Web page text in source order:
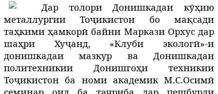
Дар толори Донишкадаи кӯҳию
металлургии Тоҷикистон бо мақсади
таҳкими ҳамкорӣ байни Маркази Орхус дар
шаҳри Хуҷанд, «Клуби экологӣ»-и
донишкадаи мазкур ва Донишкадаи
политехникии Донишгоҳи техникии
Тоҷикистон ба номи академик М.С.Осимӣ